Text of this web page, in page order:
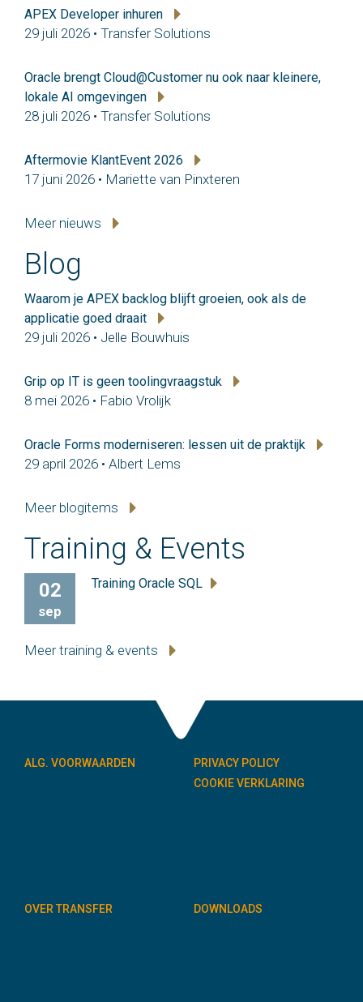
APEX Developer inhuren
29 juli 2026 • Transfer Solutions
Oracle brengt Cloud@Customer nu ook naar kleinere,
lokale AI omgevingen
28 juli 2026 • Transfer Solutions
Aftermovie KlantEvent 2026
17 juni 2026 • Mariette van Pinxteren
Meer nieuws
Blog
Waarom je APEX backlog blijft groeien, ook als de
applicatie goed draait
29 juli 2026 • Jelle Bouwhuis
Grip op IT is geen toolingvraagstuk
8 mei 2026 • Fabio Vrolijk
Oracle Forms moderniseren: lessen uit de praktijk
29 april 2026 • Albert Lems
Meer blogitems
Training & Events
02
sep
Training Oracle SQL
Meer training & events
ALG. VOORWAARDEN
PRIVACY POLICY
COOKIE VERKLARING
OVER TRANSFER DOWNLOADS